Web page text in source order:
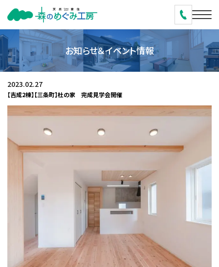
お知らせ＆イベント情報
2023.02.27
【吉成2棟】【三条町】杜の家 完成見学会開催